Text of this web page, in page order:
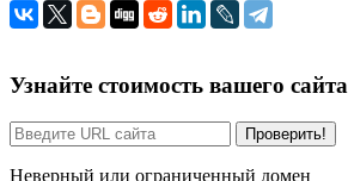
Узнайте стоимость вашего сайта
Проверить!
Неверный или ограниченный домен